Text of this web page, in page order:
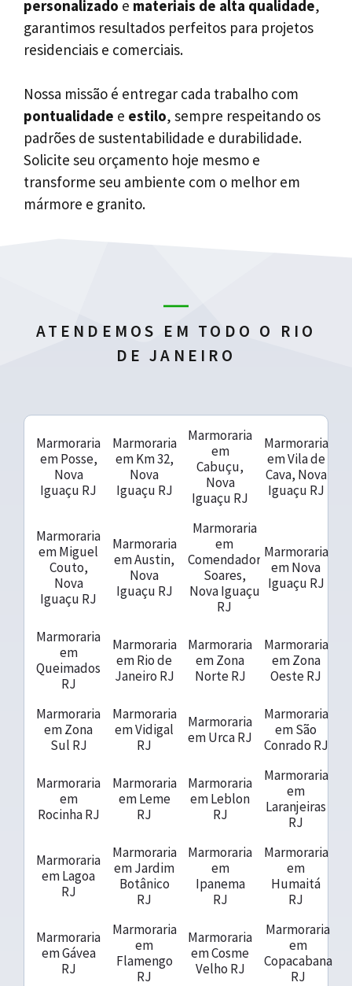
personalizado e materiais de alta qualidade,
garantimos resultados perfeitos para projetos
residenciais e comerciais.
Nossa missão é entregar cada trabalho com
pontualidade e estilo, sempre respeitando os
padrões de sustentabilidade e durabilidade.
Solicite seu orçamento hoje mesmo e
transforme seu ambiente com o melhor em
mármore e granito.
ATENDEMOS EM TODO O RIO
DE JANEIRO
Marmoraria
em Posse,
Nova
Iguaçu RJ
Marmoraria
em Km 32,
Nova
Iguaçu RJ
Marmoraria
em
Cabuçu,
Nova
Iguaçu RJ
Marmoraria
em Vila de
Cava, Nova
Iguaçu RJ
Marmoraria
em Miguel
Couto,
Nova
Iguaçu RJ
Marmoraria
em Austin,
Nova
Iguaçu RJ
Marmoraria
em
Comendador
Soares,
Nova Iguaçu
RJ
Marmoraria
em Nova
Iguaçu RJ
Marmoraria
em
Queimados
RJ
Marmoraria
em Rio de
Janeiro RJ
Marmoraria
em Zona
Norte RJ
Marmoraria
em Zona
Oeste RJ
Marmoraria
em Zona
Sul RJ
Marmoraria
em Vidigal
RJ
Marmoraria
em Urca RJ
Marmoraria
em São
Conrado RJ
Marmoraria
em
Rocinha RJ
Marmoraria
em Leme
RJ
Marmoraria
em Leblon
RJ
Marmoraria
em
Laranjeiras
RJ
Marmoraria
em Lagoa
RJ
Marmoraria
em Jardim
Botânico
RJ
Marmoraria
em
Ipanema
RJ
Marmoraria
em
Humaitá
RJ
Marmoraria
em Gávea
RJ
Marmoraria
em
Flamengo
RJ
Marmoraria
em Cosme
Velho RJ
Marmoraria
em
Copacabana
RJ